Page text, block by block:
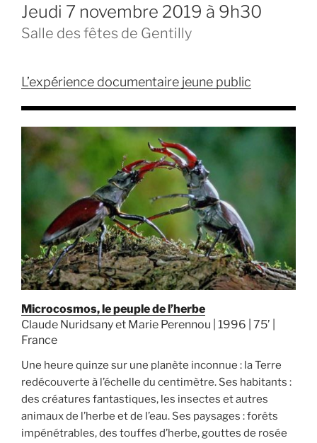
jeudi 7 novembre 2019 à 9h30
Salle des fêtes de Gentilly
L’expérience documentaire jeune public
Microcosmos, le peuple de l’herbe
Claude Nuridsany et Marie Perennou | 1996 | 75’ |
France
Une heure quinze sur une planète inconnue : la Terre
redécouverte à l’échelle du centimètre. Ses habitants :
des créatures fantastiques, les insectes et autres
animaux de l’herbe et de l’eau. Ses paysages : forêts
impénétrables, des touffes d’herbe, gouttes de rosée